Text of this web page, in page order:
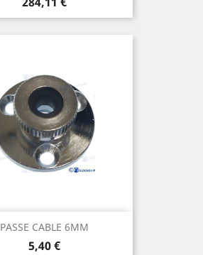
PASSE CABLE 6MM
Prix
5,40 €